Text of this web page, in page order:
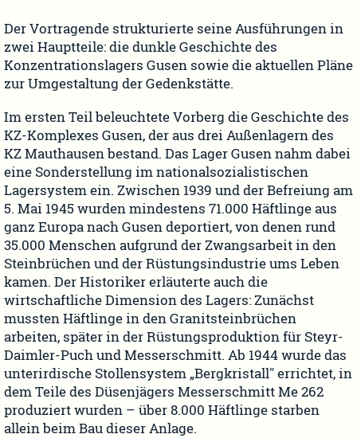
Der Vortragende strukturierte seine Ausführungen in
zwei Hauptteile: die dunkle Geschichte des
Konzentrationslagers Gusen sowie die aktuellen Pläne
zur Umgestaltung der Gedenkstätte.
Im ersten Teil beleuchtete Vorberg die Geschichte des
KZ-Komplexes Gusen, der aus drei Außenlagern des
KZ Mauthausen bestand. Das Lager Gusen nahm dabei
eine Sonderstellung im nationalsozialistischen
Lagersystem ein. Zwischen 1939 und der Befreiung am
5. Mai 1945 wurden mindestens 71.000 Häftlinge aus
ganz Europa nach Gusen deportiert, von denen rund
35.000 Menschen aufgrund der Zwangsarbeit in den
Steinbrüchen und der Rüstungsindustrie ums Leben
kamen. Der Historiker erläuterte auch die
wirtschaftliche Dimension des Lagers: Zunächst
mussten Häftlinge in den Granitsteinbrüchen
arbeiten, später in der Rüstungsproduktion für Steyr-
Daimler-Puch und Messerschmitt. Ab 1944 wurde das
unterirdische Stollensystem „Bergkristall" errichtet, in
dem Teile des Düsenjägers Messerschmitt Me 262
produziert wurden – über 8.000 Häftlinge starben
allein beim Bau dieser Anlage.